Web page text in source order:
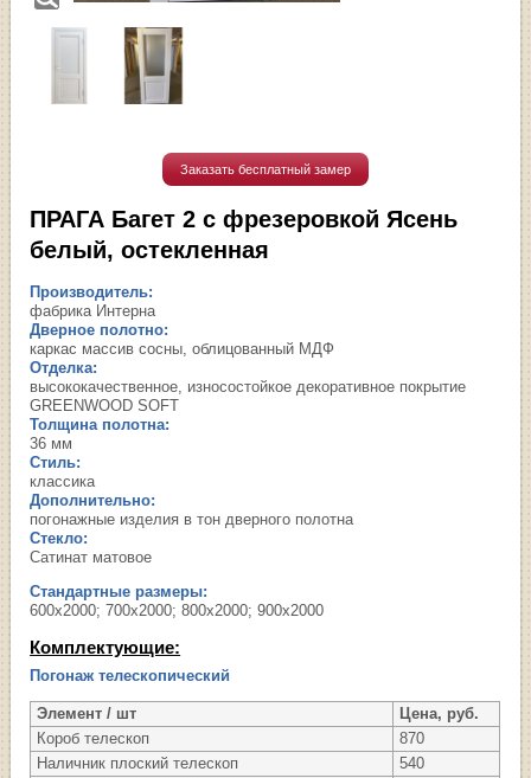
Заказать бесплатный замер
ПРАГА Багет 2 с фрезеровкой Ясень
белый, остекленная
Производитель:
фабрика Интерна
Дверное полотно:
каркас массив сосны, облицованный МДФ
Отделка:
высококачественное, износостойкое декоративное покрытие
GREENWOOD SOFT
Толщина полотна:
36 мм
Стиль:
классика
Дополнительно:
погонажные изделия в тон дверного полотна
Стекло:
Сатинат матовое
Стандартные размеры:
600х2000; 700х2000; 800х2000; 900х2000
Комплектующие:
Погонаж телескопический
Элемент / шт
Цена, руб.
Короб телескоп
870
Наличник плоский телескоп
540